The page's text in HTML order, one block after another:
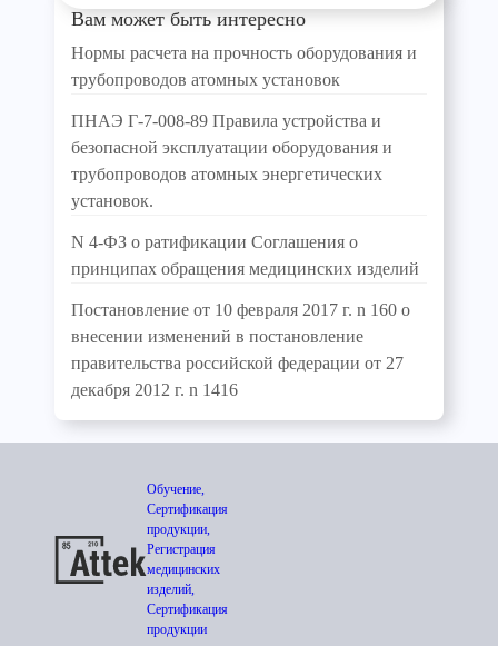
Вам может быть интересно
Нормы расчета на прочность оборудования и
трубопроводов атомных установок
ПНАЭ Г-7-008-89 Правила устройства и
безопасной эксплуатации оборудования и
трубопроводов атомных энергетических
установок.
N 4-ФЗ о ратификации Соглашения о
принципах обращения медицинских изделий
Постановление от 10 февраля 2017 г. n 160 о
внесении изменений в постановление
правительства российской федерации от 27
декабря 2012 г. n 1416
Обучение,
Сертификация
продукции,
Регистрация
медицинских
изделий,
Сертификация
продукции